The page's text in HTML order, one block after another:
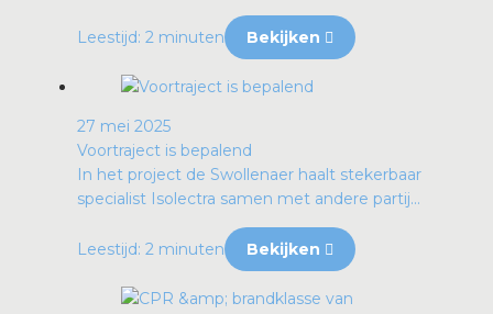
Leestijd: 2 minuten Bekijken
27 mei 2025
Voortraject is bepalend
In het project de Swollenaer haalt stekerbaar
specialist Isolectra samen met andere partij...
Leestijd: 2 minuten Bekijken